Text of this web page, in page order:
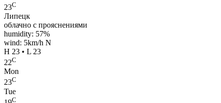
23C
Липецк
облачно с прояснениями
humidity: 57%
wind: 5km/h N
H 23 • L 23
22C
Mon
23C
Tue
C